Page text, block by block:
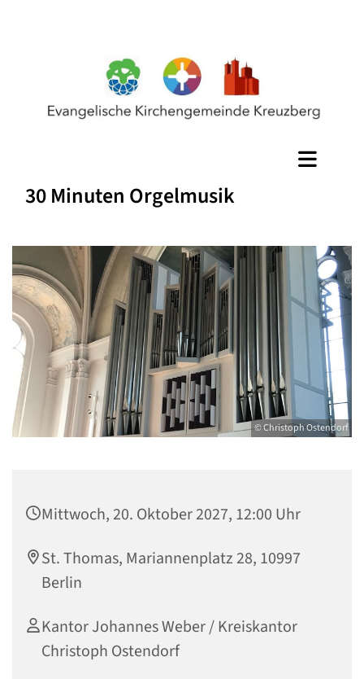
30 Minuten Orgelmusik
© Christoph Ostendorf
Mittwoch, 20. Oktober 2027, 12:00 Uhr
St. Thomas, Mariannenplatz 28, 10997
Berlin
Kantor Johannes Weber / Kreiskantor
Christoph Ostendorf